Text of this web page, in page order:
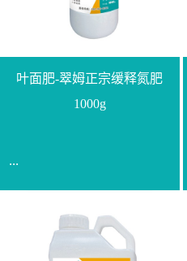
叶面肥-翠姆正宗缓释氮肥
1000g
...
【通用名称】脲甲醛缓释
氮肥【产品形态】水剂